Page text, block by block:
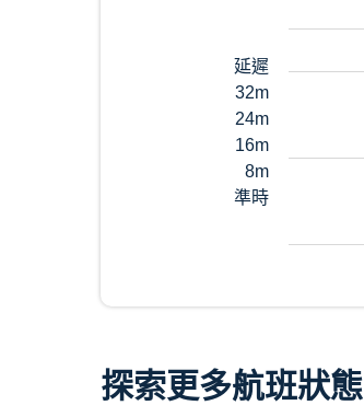
延遲
32m
24m
16m
8m
準時
探索更多航班狀態